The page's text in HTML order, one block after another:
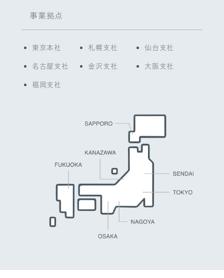
事業拠点
東京本社 札幌支社 仙台支社
名古屋支社 金沢支社 大阪支社
福岡支社